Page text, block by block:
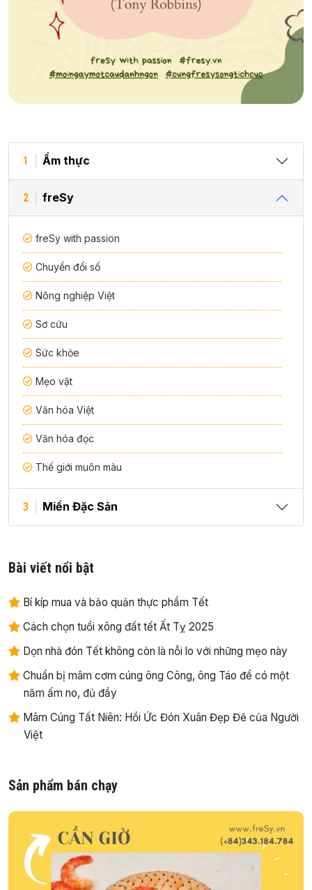
1 Ẩm thực
2 freSy
freSy with passion
Chuyển đổi số
Nông nghiệp Việt
Sơ cứu
Sức khỏe
Mẹo vặt
Văn hóa Việt
Văn hóa đọc
Thế giới muôn màu
3 Miền Đặc Sản
Bài viết nổi bật
Bí kíp mua và bảo quản thực phẩm Tết
Cách chọn tuổi xông đất tết Ất Tỵ 2025
Dọn nhà đón Tết không còn là nỗi lo với những mẹo này
Chuẩn bị mâm cơm cúng ông Công, ông Táo để có một
năm ấm no, đủ đầy
Mâm Cúng Tất Niên: Hồi Ức Đón Xuân Đẹp Đẽ của Người
Việt
Sản phẩm bán chạy